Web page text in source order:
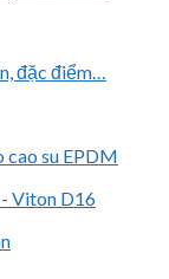
đặc điểm…
cao su EPDM